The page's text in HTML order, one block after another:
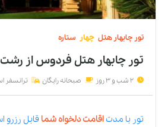
تور چابهار هتل چهار ستاره
تور چابهار هتل فردوساز رشت
2 شب و 3 روز صبحانه رایگان ترانسفر
تور با مدتاقامت دلخواه شما قابل رزرو